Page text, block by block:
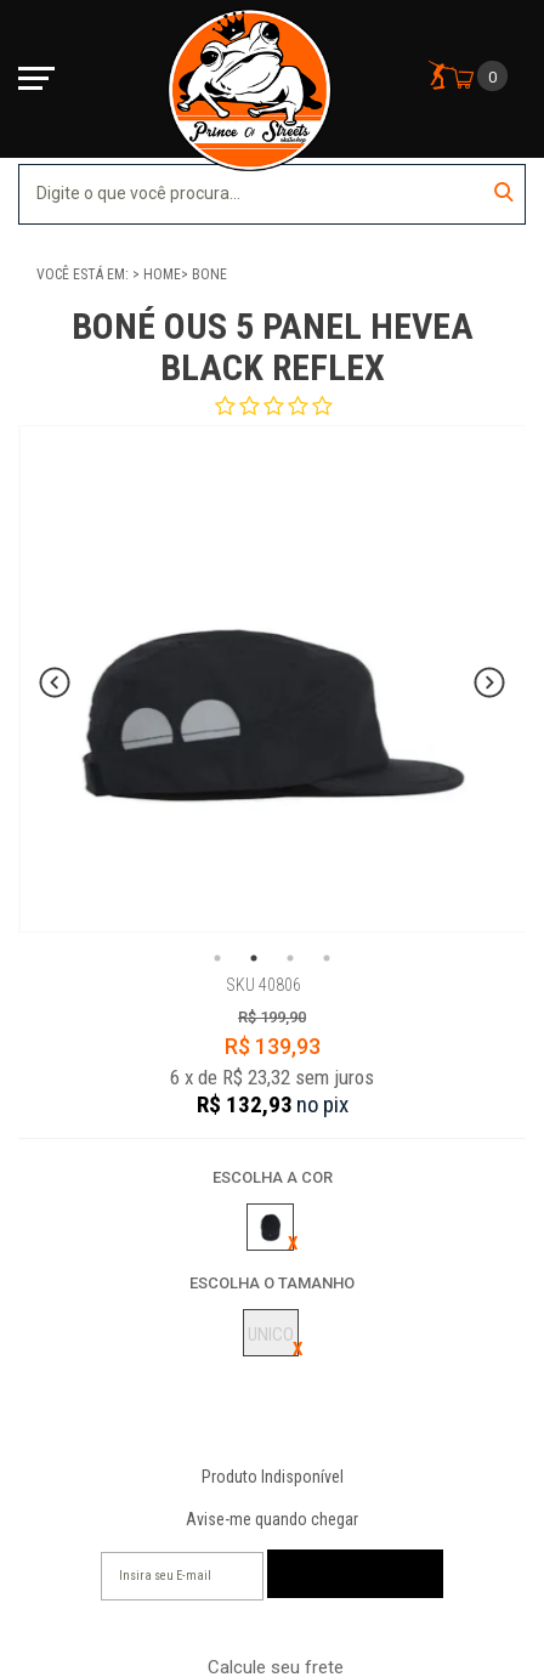
0
VOCÊ ESTÁ EM: HOME BONE
BONÉ OUS 5 PANEL HEVEA
BLACK REFLEX
SKU 40806
R$ 199,90
R$ 139,93
6 x de R$ 23,32 sem juros
R$ 132,93 no pix
ESCOLHA A COR
ESCOLHA O TAMANHO
UNICO
Produto Indisponível
Avise-me quando chegar
Calcule seu frete